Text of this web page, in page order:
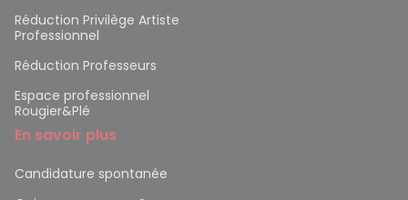
Réduction Privilège Artiste
Professionnel
Réduction Professeurs
Espace professionnel
Rougier&Plé
En savoir plus
Candidature spontanée